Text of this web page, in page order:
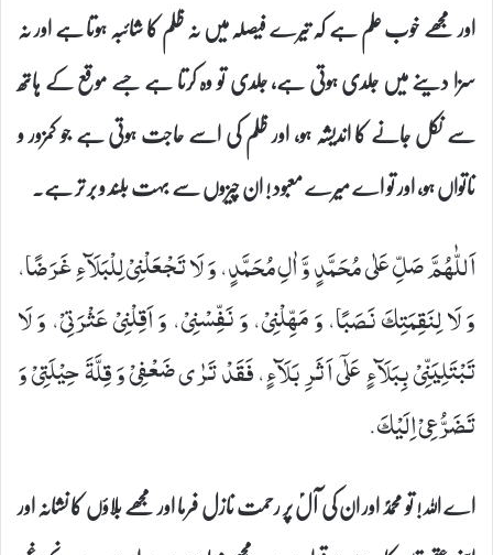
اور مجھے خوب علم ہے کہ تیرے فیصلہ میں نہ ظلم کا شائبہ ہوتا ہے اور نہ
سزا دینے میں جلدی ہوتی ہے، جلدی تو وہ کرتا ہے جسے موقع کے ہاتھ
سے نکل جانے کا اندیشہ ہو، اور ظلم کی اسے حاجت ہوتی ہے جو کمزور و
ناتواں ہو، اور تو اے میرے معبود ! ان چیزوں سے بہت بلند و بر تر ہے۔
اَللّٰهُمَّ صَلِّ عَلٰى مُحَمَّدٍ وَّ اٰلِ مُحَمَّدٍ، وَ لَا تَجْعَلْنِیْ لِلْبَلَآءِ غَرَضًا،
وَ لَا لِنَقِمَتِكَ نَصَبًا، وَ مَهِّلْنِیْ، وَ نَفِّسْنِیْ، وَ اَقِلْنِیْ عَثْرَتِیْ، وَ لَا
تَبْتَلِیَنِّیْ بِبَلَآءٍ عَلٰۤى اَثَرِ بَلَآءٍ، فَقَدْ تَرٰى ضَعْفِیْ وَ قِلَّةَ حِیْلَتِیْ وَ
تَضَرُّعِیْ اِلَیْكَ.
اے اللہ! تو محمدؐ اور ان کی آلؑ پر رحمت نازل فرما اور مجھے بلاؤں کا نشانہ اور